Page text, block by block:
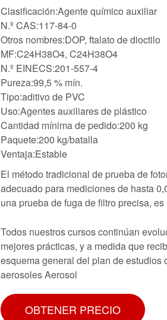
Clasificación:Agente químico auxiliar
N.º CAS:117-84-0
Otros nombres:DOP, ftalato de dioctilo
MF:C24H38O4, C24H38O4
N.º EINECS:201-557-4
Pureza:99,5 % mín.
Tipo:aditivo de PVC
Uso:Agentes auxiliares de plástico
Cantidad mínima de pedido:200 kg
Paquete:200 kg/batalla
Ventaja:Estable
El método tradicional de prueba de
adecuado para mediciones de hasta
una prueba de fuga de filtro precisa, es
Todos nuestros cursos continúan
mejores prácticas, y a medida que
esquema general del plan de
aerosoles Aerosol
OBTENER PRECIO